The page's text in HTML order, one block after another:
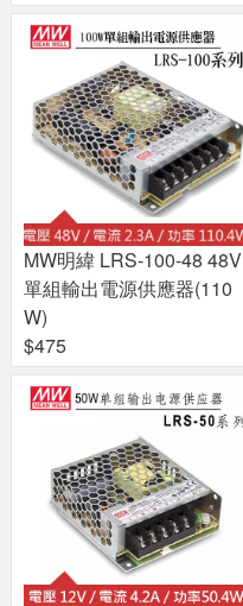
MW明緯 LRS-100-48 48V
單組輸出電源供應器(110
W)
$475